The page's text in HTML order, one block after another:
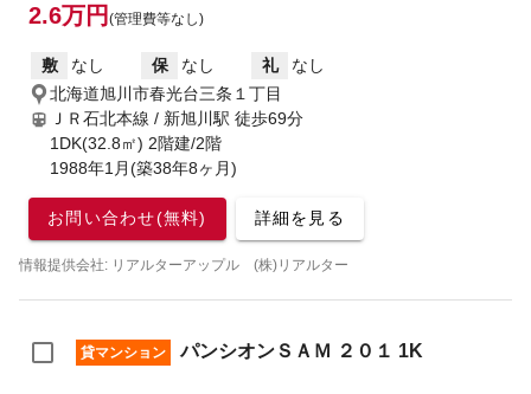
2.6万円 (管理費等なし)
敷 なし 保 なし 礼
なし
北海道旭川市春光台三条１丁目
ＪＲ石北本線 / 新旭川駅 徒歩69分
1DK(32.8㎡) 2階建/2階
1988年1月(築38年8ヶ月)
お問い合わせ(無料) 詳細を見る
情報提供会社: リアルターアップル (株)リアルター
貸マンション パンシオンＳＡＭ ２０１ 1K